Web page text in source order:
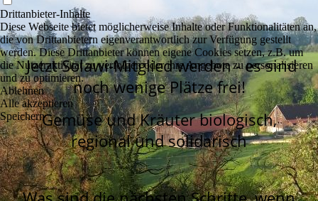
Jetzt Solawi-Mitglied werden - es sind
noch wenige Plätze frei!
Gemüse und Kräuter biologisch,
regional und solidarisch
Drittanbieter-Inhalte
Diese Webseite bietet möglicherweise Inhalte oder Funktionalitäten an,
die von Drittanbietern eigenverantwortlich zur Verfügung gestellt
werden. Diese Drittanbieter können eigene Cookies setzen, z.B. um
die Nutzeraktivität zu verfolgen oder ihre Angebote zu personalisieren
und zu optimieren.
Ablehnen
Alle akzeptieren
Speichern